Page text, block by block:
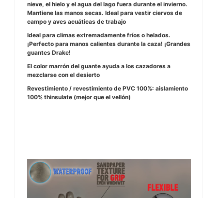
nieve, el hielo y el agua del lago fuera durante el invierno.
Mantiene las manos secas. Ideal para vestir ciervos de
campo y aves acuáticas de trabajo
Ideal para climas extremadamente fríos o helados.
¡Perfecto para manos calientes durante la caza! ¡Grandes
guantes Drake!
El color marrón del guante ayuda a los cazadores a
mezclarse con el desierto
Revestimiento / revestimiento de PVC 100%: aislamiento
100% thinsulate (mejor que el vellón)